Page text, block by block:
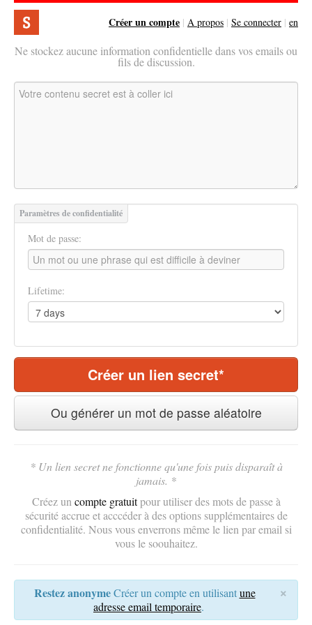
Créer un compte | A propos | Se connecter | en
Ne stockez aucune information confidentielle dans vos emails ou
fils de discussion.
Paramètres de confidentialité
Mot de passe:
Lifetime:
Créer un lien secret*
Ou générer un mot de passe aléatoire
* Un lien secret ne fonctionne qu'une fois puis disparaît à
jamais. *
Créez un compte gratuitpour utiliser des mots de passe à
sécurité accrue et acccéder à des options supplémentaires de
confidentialité. Nous vous enverrons même le lien par email si
vous le soouhaitez.
×
Restez anonymeCréer un compte en utilisantune
adresse email temporaire.